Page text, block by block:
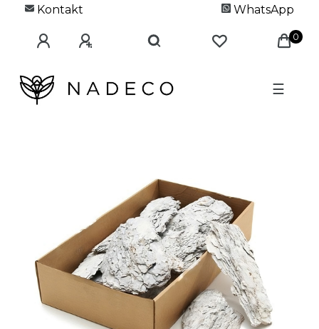
Kontakt WhatsApp
0
☰